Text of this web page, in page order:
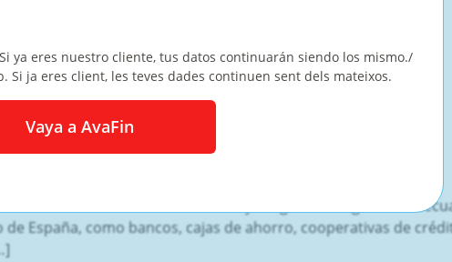
sirve?
entre las entidades financieras y asegurar una gestión
España, como bancos, cajas de ahorro, cooperativas de
ya eres nuestro cliente, tus datos continuarán siendo los mismo./
Si ja eres client, les teves dades continuen sent dels mateixos.
Vaya a AvaFin